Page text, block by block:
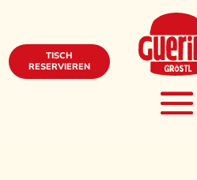
TISCH
RESERVIEREN